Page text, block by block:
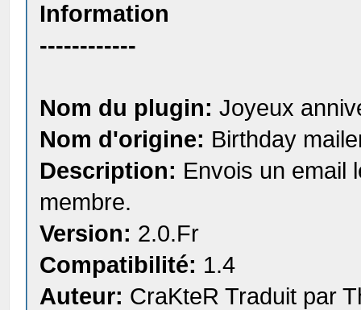
Information
------------
Nom du plugin: Joyeux
Nom d'origine: Birthday
Description: Envois un email
membre.
Version: 2.0.Fr
Compatibilité: 1.4
Auteur: CraKteR Traduit par